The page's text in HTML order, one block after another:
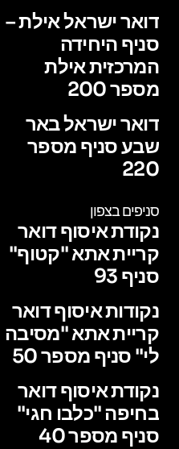
דואר ישראל אילת –
סניף היחידה
המרכזית אילת
מספר 200
דואר ישראל באר
שבע סניף מספר
220
סניפים בצפון
נקודת איסוף דואר
קריית אתא "קטוף"
סניף 93
נקודות איסוף דואר
קריית אתא "מסיבה
לי" סניף מספר 50
נקודת איסוף דואר
בחיפה "כלבו חגי"
סניף מספר 40